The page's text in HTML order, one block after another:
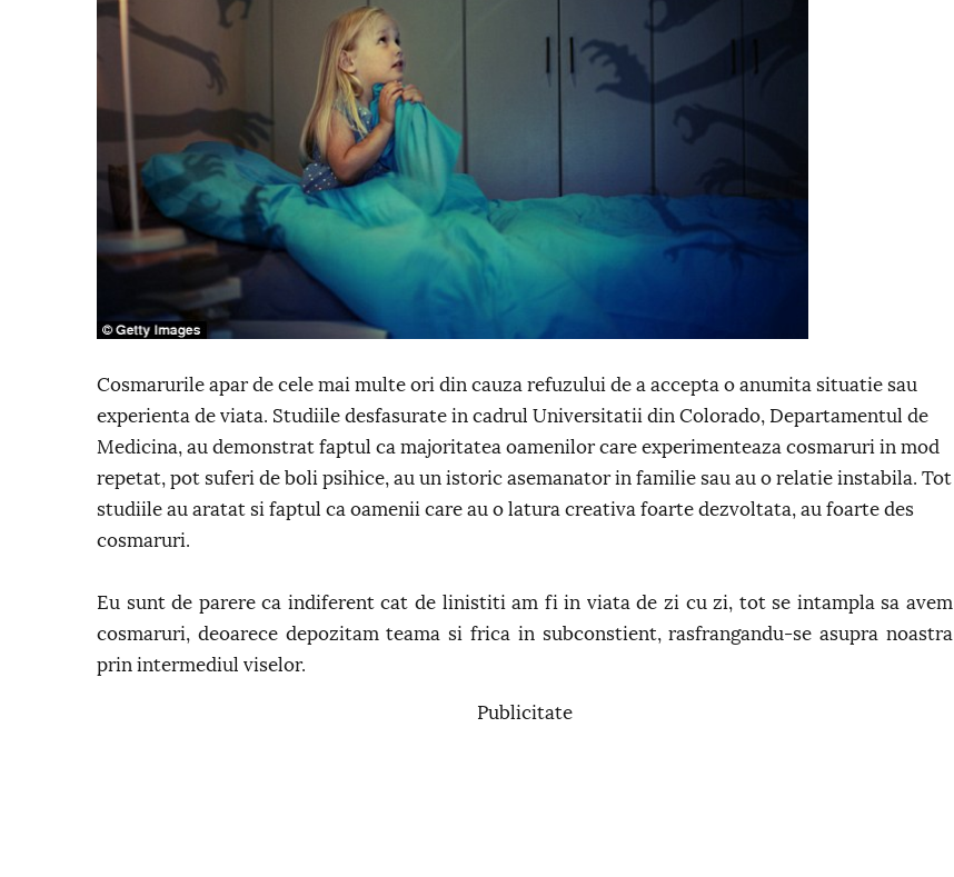
Cosmarurile apar de cele mai multe ori din cauza refuzului de a accepta o anumita situatie sau
experienta de viata. Studiile desfasurate in cadrul Universitatii din Colorado, Departamentul de
Medicina, au demonstrat faptul ca majoritatea oamenilor care experimenteaza cosmaruri in mod
repetat, pot suferi de boli psihice, au un istoric asemanator in familie sau au o relatie instabila. Tot
studiile au aratat si faptul ca oamenii care au o latura creativa foarte dezvoltata, au foarte des
cosmaruri.
Eu sunt de parere ca indiferent cat de linistiti am fi in viata de zi cu zi, tot se intampla sa avem
cosmaruri, deoarece depozitam teama si frica in subconstient, rasfrangandu-se asupra noastra
prin intermediul viselor.
Publicitate